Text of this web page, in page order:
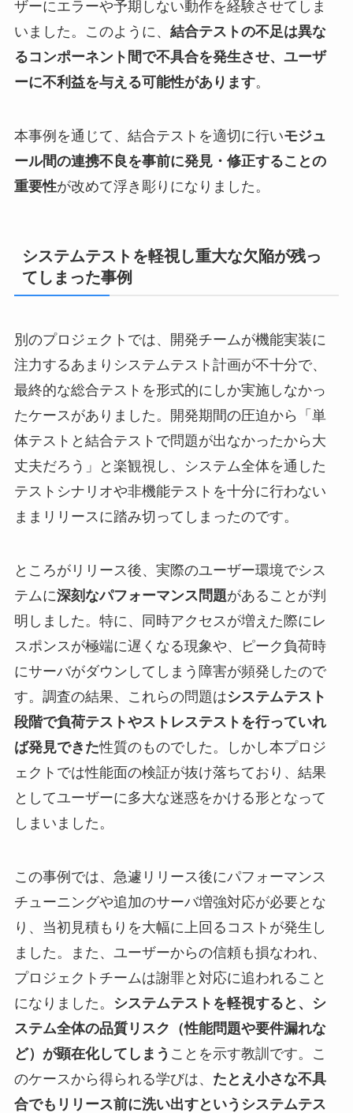
ザーにエラーや予期しない動作を経験させてしま
いました。このように、 結合テストの不足は異な
るコンポーネント間で不具合を発生させ、ユーザ
ーに不利益を与える可能性があります。
本事例を通じて、結合テストを適切に行いモジュ
ール間の連携不良を事前に発見・修正することの
重要性が改めて浮き彫りになりました。
システムテストを軽視し重大な欠陥が残っ
てしまった事例
別のプロジェクトでは、開発チームが機能実装に
注力するあまりシステムテスト計画が不十分で、
最終的な総合テストを形式的にしか実施しなかっ
たケースがありました。開発期間の圧迫から「単
体テストと結合テストで問題が出なかったから大
丈夫だろう」と楽観視し、システム全体を通した
テストシナリオや非機能テストを十分に行わない
ままリリースに踏み切ってしまったのです。
ところがリリース後、実際のユーザー環境でシス
テムに深刻なパフォーマンス問題があることが判
明しました。特に、同時アクセスが増えた際にレ
スポンスが極端に遅くなる現象や、ピーク負荷時
にサーバがダウンしてしまう障害が頻発したので
す。調査の結果、これらの問題はシステムテスト
段階で負荷テストやストレステストを行っていれ
ば発見できた性質のものでした。しかし本プロジ
ェクトでは性能面の検証が抜け落ちており、結果
としてユーザーに多大な迷惑をかける形となって
しまいました。
この事例では、急遽リリース後にパフォーマンス
チューニングや追加のサーバ増強対応が必要とな
り、当初見積もりを大幅に上回るコストが発生し
ました。また、ユーザーからの信頼も損なわれ、
プロジェクトチームは謝罪と対応に追われること
になりました。
システムテストを軽視すると、シ
ステム全体の品質リスク（性能問題や要件漏れな
ど）が顕在化してしまう ことを示す教訓です。こ
のケースから得られる学びは、 たとえ小さな不具
合でもリリース前に洗い出すというシステムテス